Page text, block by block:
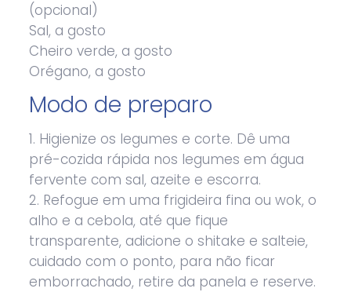
(opcional)
Sal, a gosto
Cheiro verde, a gosto
Orégano, a gosto
Modo de preparo
1. Higienize os legumes e corte. Dê uma
pré-cozida rápida nos legumes em água
fervente com sal, azeite e escorra.
2. Refogue em uma frigideira fina ou wok, o
alho e a cebola, até que fique
transparente, adicione o shitake e salteie,
cuidado com o ponto, para não ficar
emborrachado, retire da panela e reserve.